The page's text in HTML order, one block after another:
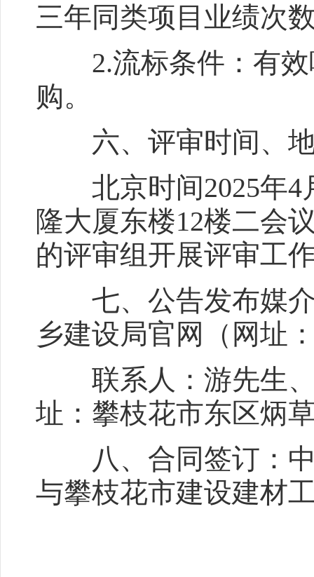
三年同类项目业绩次
2.流标条件：有效
购。
六、评审时间、
北京时间2025年4
隆大厦东楼12楼二会
的评审组开展评审工
七、公告发布媒介
乡建设局官网（网址
联系人：游先生、
址：攀枝花市东区炳
八、合同签订：中
与攀枝花市建设建材